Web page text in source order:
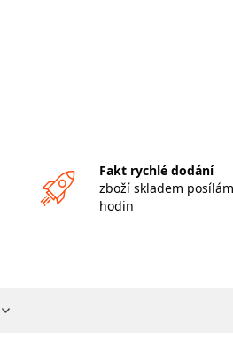
Fakt rychlé dodání
zboží skladem
hodin